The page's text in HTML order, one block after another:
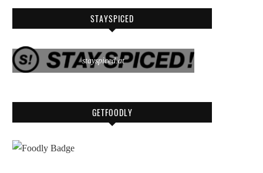
STAYSPICED
stayspiced.at
GETFOODLY